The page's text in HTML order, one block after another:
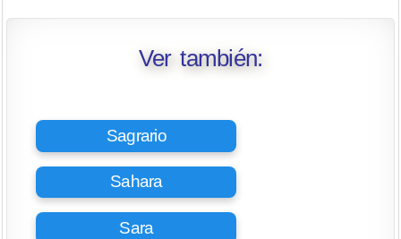
Ver también:
Sagrario
Sahara
Sara